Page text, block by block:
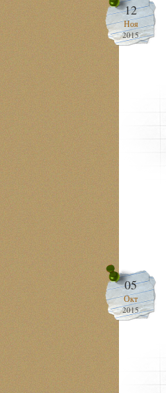
12
Ноя
2015
05
Окт
2015